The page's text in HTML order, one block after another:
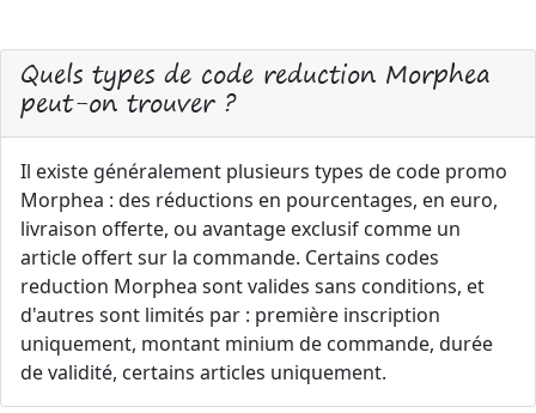
Quels types de code reduction Morphea
peut-on trouver ?
Il existe généralement plusieurs types de code promo
Morphea : des réductions en pourcentages, en euro,
livraison offerte, ou avantage exclusif comme un
article offert sur la commande. Certains codes
reduction Morphea sont valides sans conditions, et
d'autres sont limités par : première inscription
uniquement, montant minium de commande, durée
de validité, certains articles uniquement.